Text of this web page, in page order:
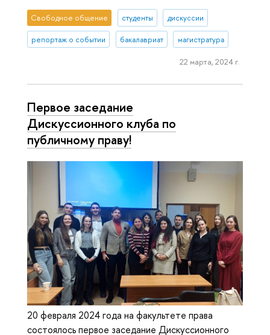
Свободное общение студенты дискуссии
репортаж о событии бакалавриат магистратура
22 марта, 2024 г.
Первое заседание
Дискуссионного клуба по
публичному праву!
20 февраля 2024 года на факультете права
состоялось первое заседание Дискуссионного